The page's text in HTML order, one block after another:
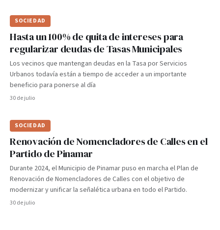
SOCIEDAD
Hasta un 100% de quita de intereses para
regularizar deudas de Tasas Municipales
Los vecinos que mantengan deudas en la Tasa por Servicios
Urbanos todavía están a tiempo de acceder a un importante
beneficio para ponerse al día
30 de julio
SOCIEDAD
Renovación de Nomencladores de Calles en el
Partido de Pinamar
Durante 2024, el Municipio de Pinamar puso en marcha el Plan de
Renovación de Nomencladores de Calles con el objetivo de
modernizar y unificar la señalética urbana en todo el Partido.
30 de julio